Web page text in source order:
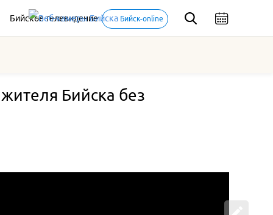
Бийское телевидение Бийск-online
Бийска без